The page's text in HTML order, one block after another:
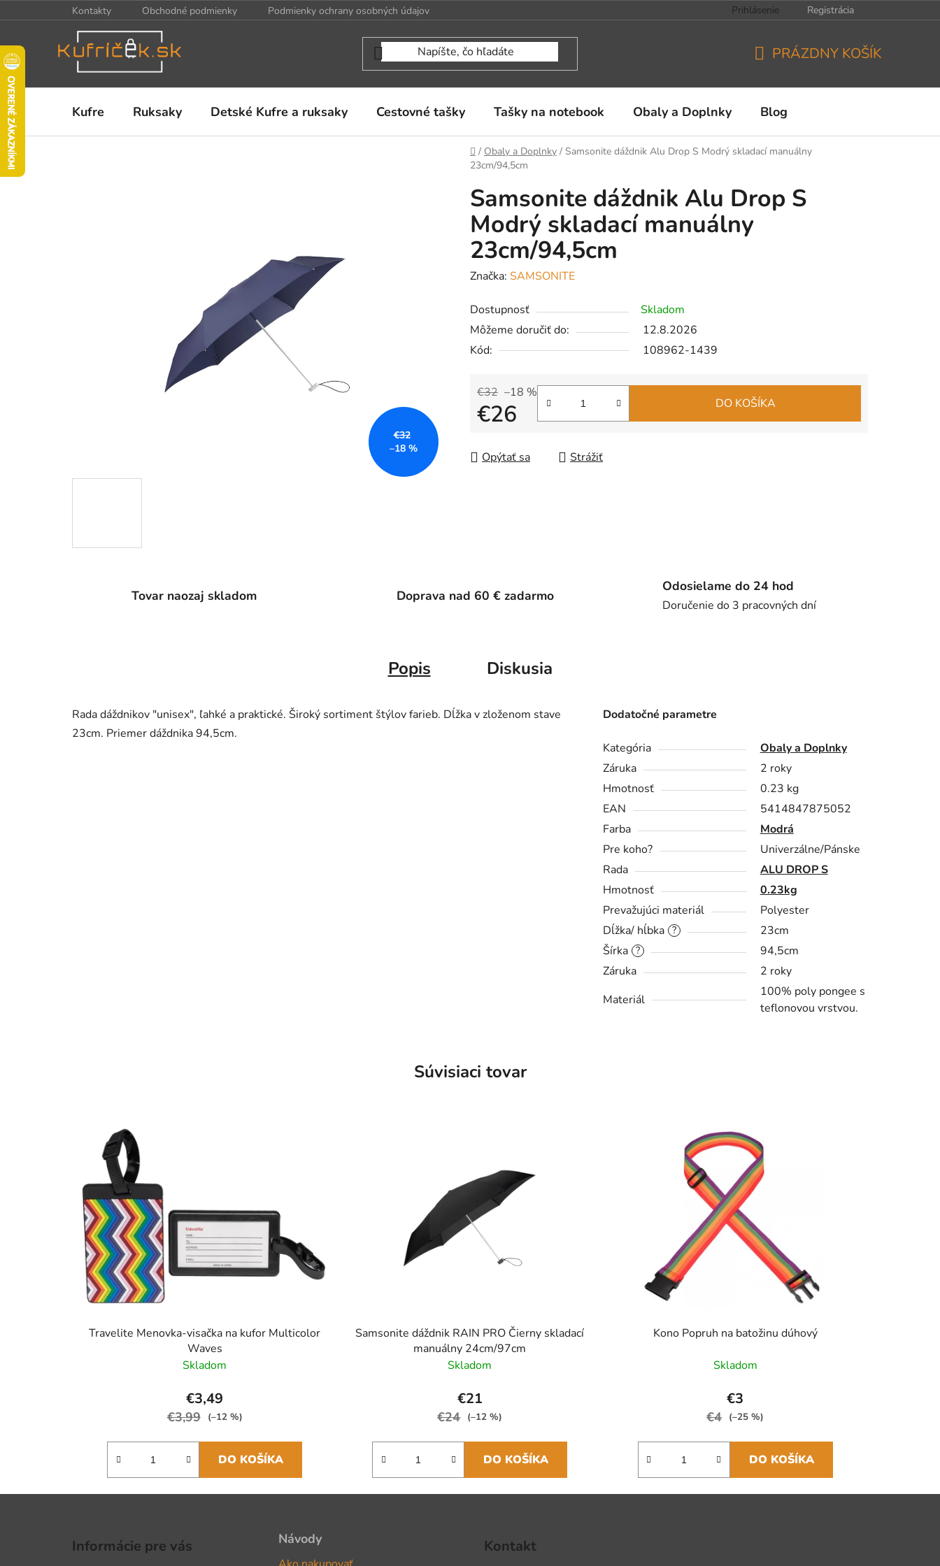
na
Kontakty Obchodné podmienky Podmienky ochrany osobných údajov Prihlásenie Registrácia
KOŠÍK
PRÁZDNY KOŠÍK
Kufre Ruksaky Detské Kufre a ruksaky Cestovné tašky Tašky na notebook Obaly a Doplnky Blog
Domov
/ Obaly a Doplnky / Samsonite dáždnik Alu Drop S Modrý skladací manuálny
23cm/94,5cm
Samsonite dáždnik Alu Drop S
Modrý skladací manuálny
23cm/94,5cm
Značka: SAMSONITE
Dostupnosť
Skladom
Môžeme doručiť do:
12.8.2026
Kód:
108962-1439
€32 –18 %
€26 DO KOŠÍKA
Opýtať sa Strážiť
€32
–18 %
Tovar naozaj skladom Doprava nad 60 € zadarmo
Odosielame do 24 hod
Doručenie do 3 pracovných dní
Popis Diskusia
Rada dáždnikov "unisex", ľahké a praktické. Široký sortiment štýlov farieb. Dĺžka v zloženom stave
23cm. Priemer dáždnika 94,5cm.
Dodatočné parametre
Kategória
Obaly a Doplnky
Záruka
2 roky
Hmotnosť
0.23 kg
EAN
5414847875052
Farba
Modrá
Pre koho?
Univerzálne/Pánske
Rada
ALU DROP S
Hmotnosť
0.23kg
Prevažujúci materiál
Polyester
?
Dĺžka/ hĺbka 23cm
?
Šírka
94,5cm
Záruka
2 roky
Materiál
100% poly pongee s
teflonovou vrstvou.
Súvisiaci tovar
Travelite Menovka-visačka na kufor Multicolor
Waves
Skladom
€3,49
€3,99 (–12 %)
DO KOŠÍKA
Samsonite dáždnik RAIN PRO Čierny skladací
manuálny 24cm/97cm
Skladom
€21
€24 (–12 %)
DO KOŠÍKA
Kono Popruh na batožinu dúhový
Skladom
€3
€4 (–25 %)
DO KOŠÍKA
Informácie pre vás Návody Kontakt